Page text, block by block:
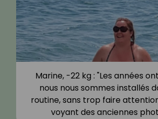
Marine, -22 kg : "Les années
nous nous sommes installés
routine, sans trop faire
voyant des anciennes